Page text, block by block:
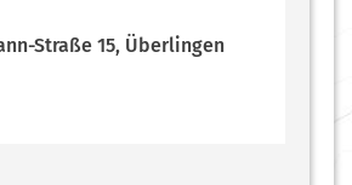
Straße 15, Überlingen